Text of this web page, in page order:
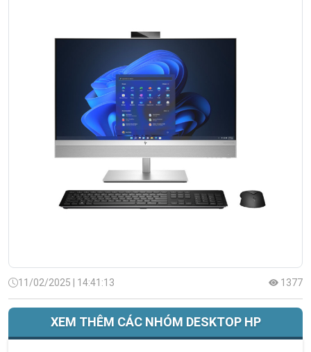
11/02/2025 | 14:41:13 1377
XEM THÊM CÁC NHÓM DESKTOP HP